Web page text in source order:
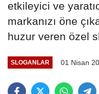
etkileyici ve
markanızı öne
huzur veren özel
SLOGANLAR 01 Nisan